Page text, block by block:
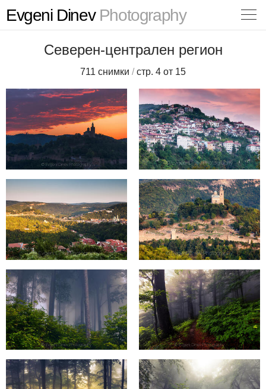
Evgeni DinevPhotography
Северен-централен регион
711 снимки /стр. 4 от 15